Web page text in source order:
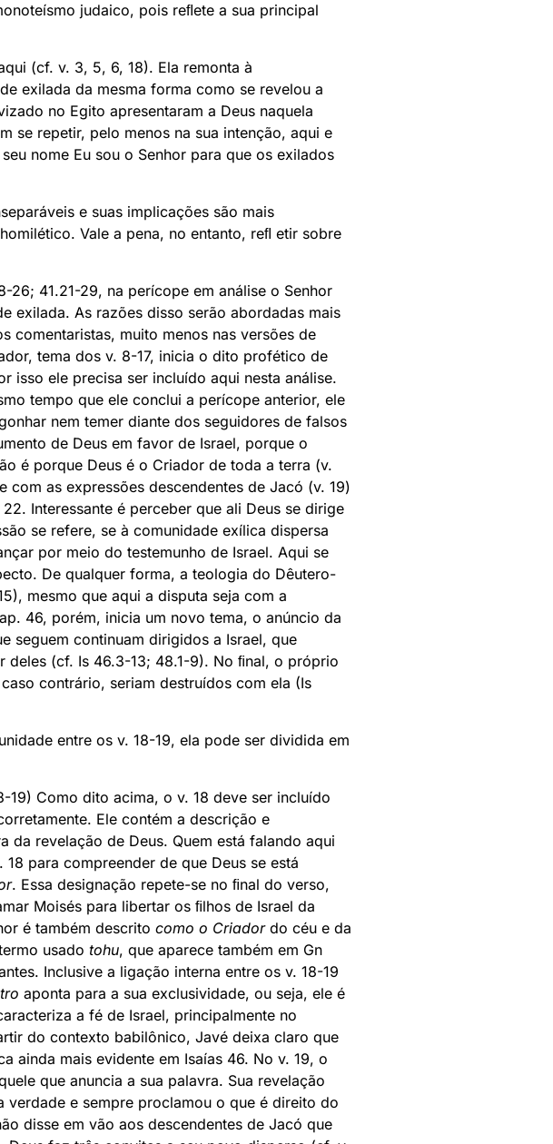
judaico, pois reﬂete a sua principal
(cf. v. 3, 5, 6, 18). Ela remonta à
exilada da mesma forma como se revelou a
no Egito apresentaram a Deus naquela
se repetir, pelo menos na sua intenção, aqui e
nome Eu sou o Senhor para que os exilados
e suas implicações são mais
Vale a pena, no entanto, reﬂ etir sobre
26; 41.21-29, na perícope em análise o Senhor
exilada. As razões disso serão abordadas mais
comentaristas, muito menos nas versões de
tema dos v. 8-17, inicia o dito profético de
isso ele precisa ser incluído aqui nesta análise.
tempo que ele conclui a perícope anterior, ele
nem temer diante dos seguidores de falsos
de Deus em favor de Israel, porque o
é porque Deus é o Criador de toda a terra (v.
as expressões descendentes de Jacó (v. 19)
Interessante é perceber que ali Deus se dirige
se refere, se à comunidade exílica dispersa
por meio do testemunho de Israel. Aqui se
De qualquer forma, a teologia do Dêutero-
mesmo que aqui a disputa seja com a
46, porém, inicia um novo tema, o anúncio da
seguem continuam dirigidos a Israel, que
deles (cf. Is 46.3-13; 48.1-9). No ﬁnal, o próprio
contrário, seriam destruídos com ela (Is
entre os v. 18-19, ela pode ser dividida em
Como dito acima, o v. 18 deve ser incluído
Ele contém a descrição e
da revelação de Deus. Quem está falando aqui
para compreender de que Deus se está
. Essa designação repete-se no ﬁnal do verso,
Moisés para libertar os ﬁlhos de Israel da
é também descrito como o Criadordo céu e da
usado tohu, que aparece também em Gn
Inclusive a ligação interna entre os v. 18-19
aponta para a sua exclusividade, ou seja, ele é
a fé de Israel, principalmente no
do contexto babilônico, Javé deixa claro que
ainda mais evidente em Isaías 46. No v. 19, o
que anuncia a sua palavra. Sua revelação
e sempre proclamou o que é direito do
disse em vão aos descendentes de Jacó que